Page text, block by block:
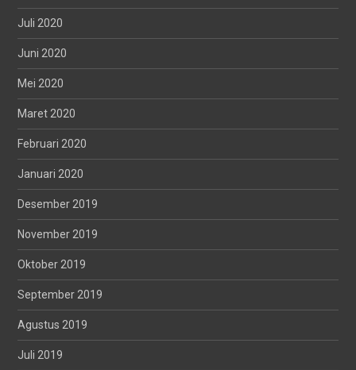
Juli 2020
Juni 2020
Mei 2020
Maret 2020
Februari 2020
Januari 2020
Desember 2019
November 2019
Oktober 2019
September 2019
Agustus 2019
Juli 2019